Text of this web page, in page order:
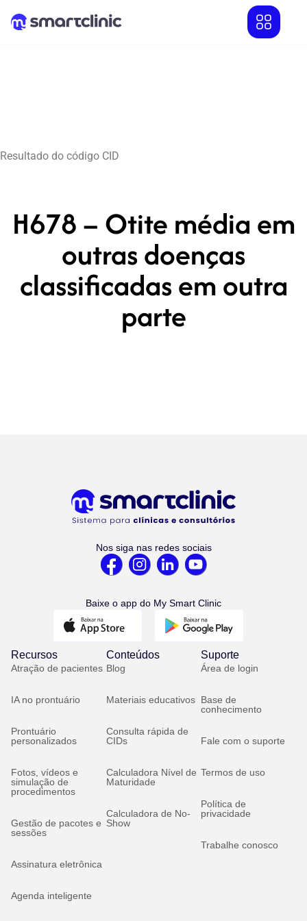
Resultado do código CID
H678 – Otite média em
outras doenças
classificadas em outra
parte
Nos siga nas redes sociais
Baixe o app do My Smart Clinic
Recursos
Atração de pacientes
IA no prontuário
Prontuário
personalizados
Fotos, vídeos e
simulação de
procedimentos
Gestão de pacotes e
sessões
Assinatura eletrônica
Agenda inteligente
Conteúdos
Blog
Materiais educativos
Consulta rápida de
CIDs
Calculadora Nível de
Maturidade
Calculadora de No-
Show
Suporte
Área de login
Base de
conhecimento
Fale com o suporte
Termos de uso
Política de
privacidade
Trabalhe conosco